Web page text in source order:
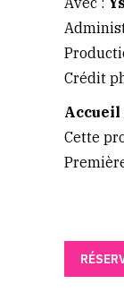
Crédit
Accueil
Cette